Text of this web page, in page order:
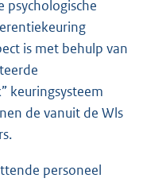
is met behulp van
keuringsysteem
de vanuit de Wls
personeel